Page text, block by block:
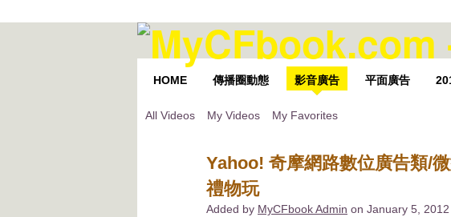
HOME 傳播圈動態 影音廣告 平面廣告
All Videos My Videos My Favorites
Yahoo! 奇摩網路數位廣告類/
禮物玩
Added by MyCFbook Admin on January 5,